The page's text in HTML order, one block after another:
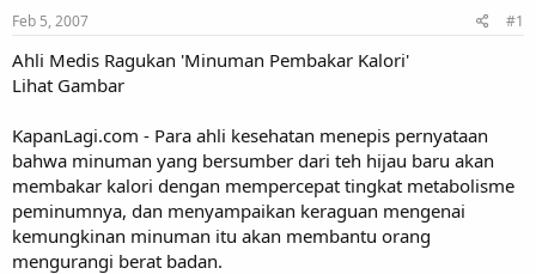
s
t
a
r
t
r
e
Feb 5, 2007 #1
Ahli Medis Ragukan 'Minuman Pembakar Kalori'
Lihat Gambar
KapanLagi.com - Para ahli kesehatan menepis pernyataan
bahwa minuman yang bersumber dari teh hijau baru akan
membakar kalori dengan mempercepat tingkat metabolisme
peminumnya, dan menyampaikan keraguan mengenai
kemungkinan minuman itu akan membantu orang
mengurangi berat badan.